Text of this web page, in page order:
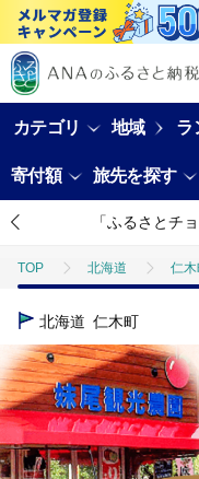
カテゴリ 地域 ラ
寄付額 旅先を探す
「ふるさとチ
TOP 北海道 仁
TOP
北海道 仁木町